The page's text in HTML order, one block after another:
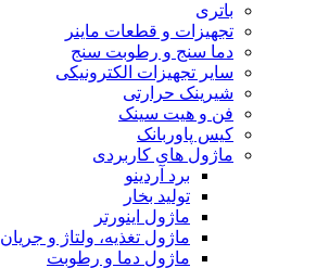
باتری
تجهیزات و قطعات ماینر
دما سنج و رطوبت سنج
سایر تجهیزات الکترونیکی
شیرینک حرارتی
فن و هیت سینک
کیس پاوربانک
ماژول های کاربردی
برد آردینو
تولید بخار
ماژول اینورتر
ماژول تغذیه، ولتاژ و جریان
ماژول دما و رطوبت